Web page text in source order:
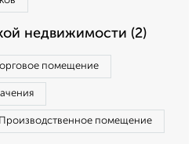
недвижимости (2)
помещение
Производственное помещение